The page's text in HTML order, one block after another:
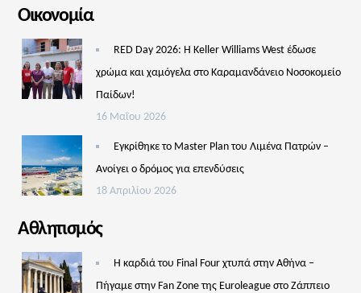
Οικονομία
RED Day 2026: Η Keller Williams West έδωσε
χρώμα και χαμόγελα στο Καραμανδάνειο Νοσοκομείο
Παίδων!
16 Μαΐου 2026
Εγκρίθηκε το Master Plan του Λιμένα Πατρών –
Aνοίγει ο δρόμος για επενδύσεις
18 Απριλίου 2026
Αθλητισμός
Η καρδιά του Final Four χτυπά στην Αθήνα –
Πήγαμε στην Fan Zone της Euroleague στο Ζάππειο